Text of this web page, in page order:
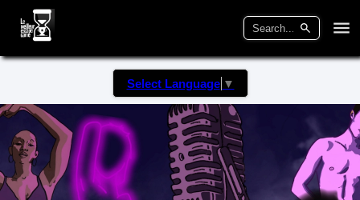
Select Language ▼